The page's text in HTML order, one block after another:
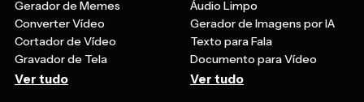
Gerador de Memes
Converter Vídeo
Cortador de Vídeo
Gravador de Tela
Ver tudo
Áudio Limpo
Gerador de Imagens por IA
Texto para Fala
Documento para Vídeo
Ver tudo